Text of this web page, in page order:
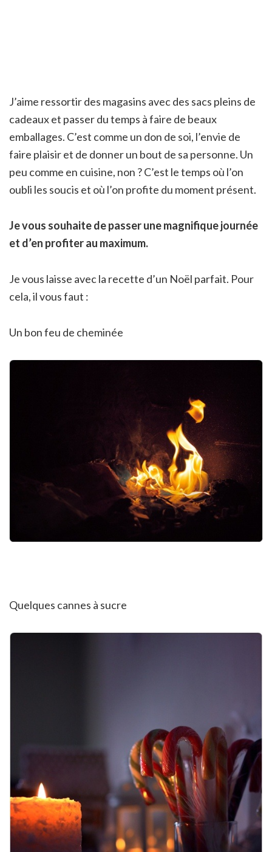
J’aime ressortir des magasins avec des sacs pleins de
cadeaux et passer du temps à faire de beaux
emballages. C’est comme un don de soi, l’envie de
faire plaisir et de donner un bout de sa personne. Un
peu comme en cuisine, non ? C’est le temps où l’on
oubli les soucis et où l’on profite du moment présent.
Je vous souhaite de passer une magnifique journée
et d’en profiter au maximum.
Je vous laisse avec la recette d’un Noël parfait. Pour
cela, il vous faut :
Un bon feu de cheminée
Quelques cannes à sucre